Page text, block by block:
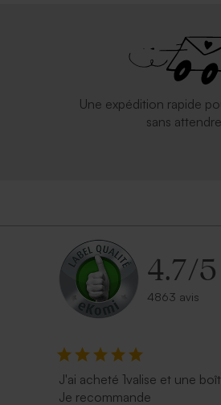
Valisette personnalisable
Une expédition rapide
sans attendre
4.7/5
4863 avis
J'ai acheté 1valise et une
Je recommande